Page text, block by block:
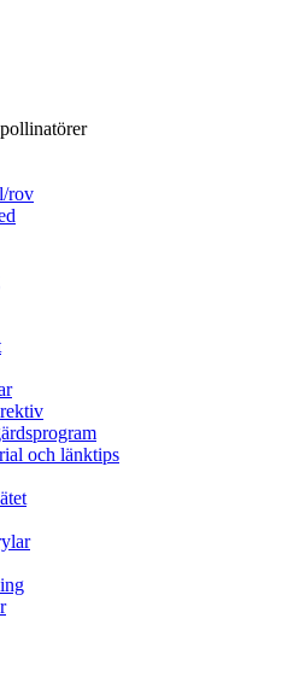
rov
och länktips